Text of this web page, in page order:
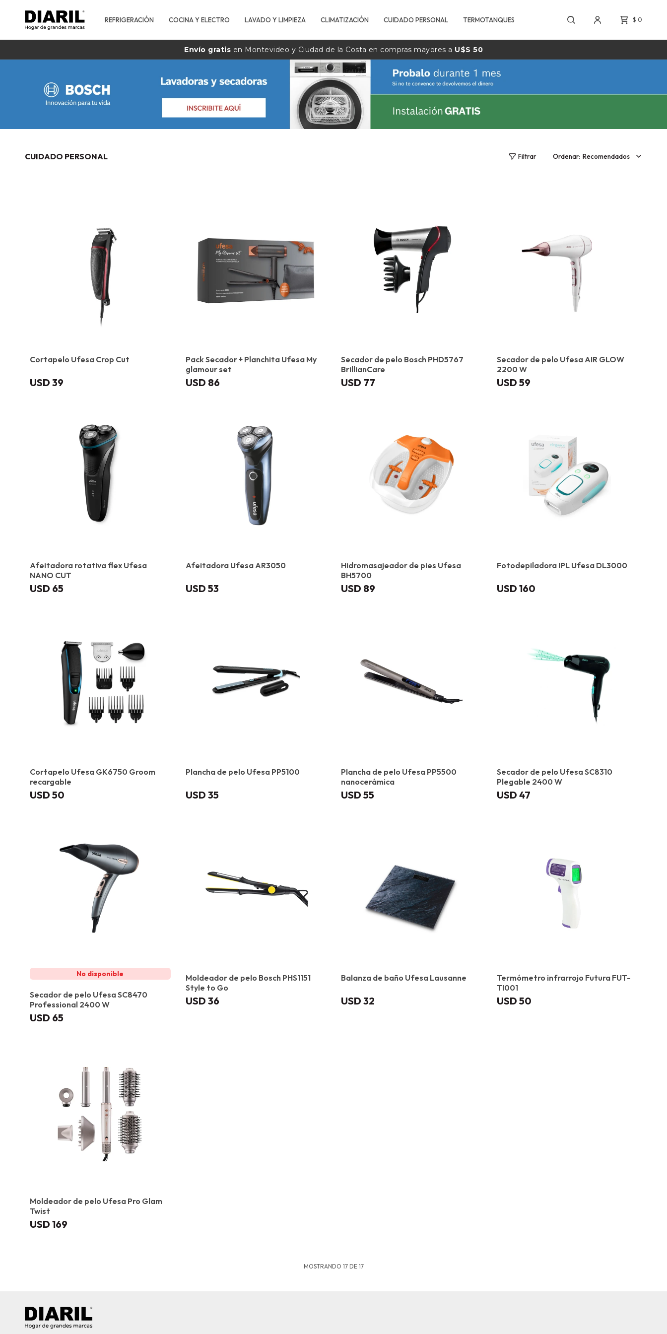
REFRIGERACIÓN COCINA Y ELECTRO LAVADO Y LIMPIEZA CLIMATIZACIÓN CUIDADO PERSONAL TERMOTANQUES $ 0
Envío gratis en Montevideo y Ciudad de la Costa en compras mayores a U$S 50
CUIDADO PERSONAL Recomendados
Cortapelo Ufesa Crop Cut
USD 39
Pack Secador + Planchita Ufesa My
glamour set
USD 86
Secador de pelo Bosch PHD5767
BrillianCare
USD 77
Secador de pelo Ufesa AIR GLOW
2200 W
USD 59
Afeitadora rotativa flex Ufesa
NANO CUT
USD 65
Afeitadora Ufesa AR3050
USD 53
Hidromasajeador de pies Ufesa
BH5700
USD 89
Fotodepiladora IPL Ufesa DL3000
USD 160
Cortapelo Ufesa GK6750 Groom
recargable
USD 50
Plancha de pelo Ufesa PP5100
USD 35
Plancha de pelo Ufesa PP5500
nanocerámica
USD 55
Secador de pelo Ufesa SC8310
Plegable 2400 W
USD 47
Secador de pelo Ufesa SC8470
Professional 2400 W
USD 65
Moldeador de pelo Bosch PHS1151
Style to Go
USD 36
Balanza de baño Ufesa Lausanne
USD 32
Termómetro infrarrojo Futura FUT-
TI001
USD 50
Moldeador de pelo Ufesa Pro Glam
Twist
USD 169
MOSTRANDO 17DE 17